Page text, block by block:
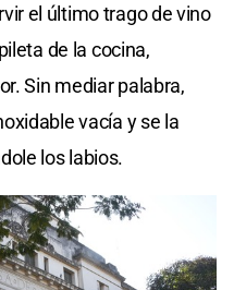
el último trago de vino
de la cocina,
Sin mediar palabra,
vacía y se la
los labios.